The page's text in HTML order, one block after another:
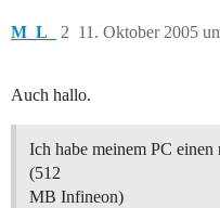
M_L_ 11. Oktober 2005
2
Auch hallo.
Ich habe meinem PC einen
(512
MB Infineon)